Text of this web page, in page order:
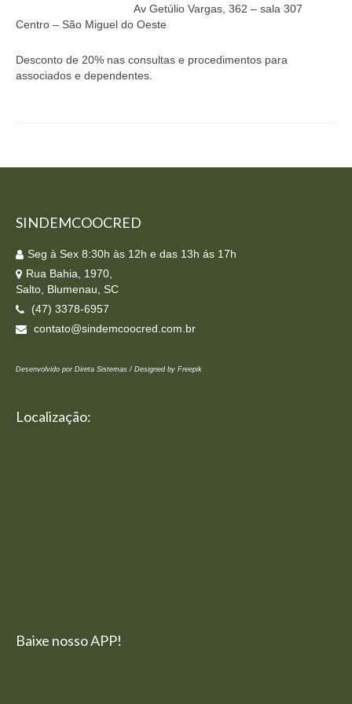
Notícias
Av Getúlio Vargas, 362 – sala 307
Centro – São Miguel do Oeste
Desconto de 20% nas consultas e procedimentos para
associados e dependentes.
SINDEMCOOCRED
Seg à Sex 8:30h às 12h e das 13h ás 17h
Rua Bahia, 1970,
Salto, Blumenau, SC
(47) 3378-6957
contato@sindemcoocred.com.br
Desenvolvido por Direta Sistemas / Designed by Freepik
Localização:
Baixe nosso APP!